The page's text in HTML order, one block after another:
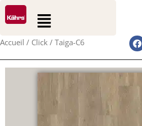
Aller
au
RechercherFlyout
Menu
Accueil / Click / Taiga-C6